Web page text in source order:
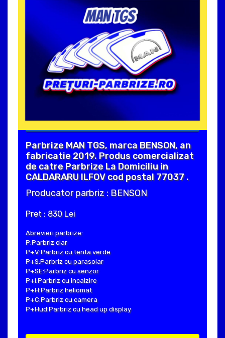
Parbrize MAN TGS, marca BENSON, an
fabricatie 2019. Produs comercializat
de catre Parbrize La Domiciliu in
CALDARARU ILFOV cod postal 77037 .
Producator parbriz : BENSON
Pret : 830 Lei
Abrevieri parbrize:
P:Parbriz clar
P+V:Parbriz cu tenta verde
P+S:Parbriz cu parasolar
P+SE:Parbriz cu senzor
P+I:Parbriz cu incalzire
P+H:Parbriz heliomat
P+C:Parbriz cu camera
P+Hud:Parbriz cu head up display